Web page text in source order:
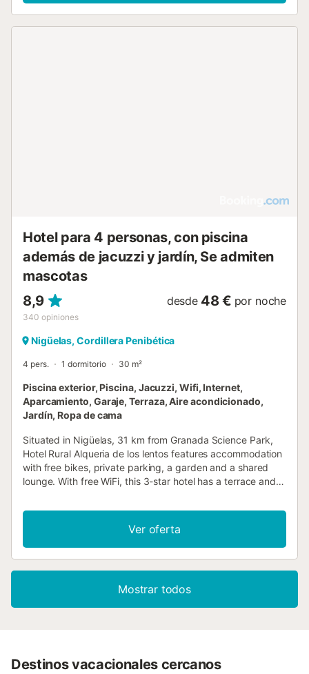
cocina y 2 baños, y podrán disfrutar de su cálida
Hotel para 4 personas, con piscina
además de jacuzzi y jardín, Se admiten
mascotas
8,9
340 opiniones
desde 48 € por noche
Nigüelas, Cordillera Penibética
4 pers. 1 dormitorio 30 m²
Piscina exterior, Piscina, Jacuzzi, Wifi, Internet,
Aparcamiento, Garaje, Terraza, Aire acondicionado,
Jardín, Ropa de cama
Situated in Nigüelas, 31 km from Granada Science Park,
Hotel Rural Alqueria de los lentos features accommodation
with free bikes, private parking, a garden and a shared
lounge. With free WiFi, this 3-star hotel has a terrace and a
Ver oferta
Mostrar todos
Destinos vacacionales cercanos